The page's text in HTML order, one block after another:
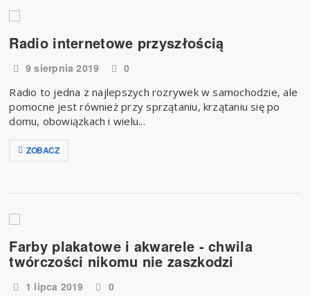
Radio internetowe przyszłością
9 sierpnia 2019
0
Radio to jedna z najlepszych rozrywek w samochodzie, ale
pomocne jest również przy sprzątaniu, krzątaniu się po
domu, obowiązkach i wielu...
ZOBACZ
Farby plakatowe i akwarele - chwila
twórczości nikomu nie zaszkodzi
1 lipca 2019
0